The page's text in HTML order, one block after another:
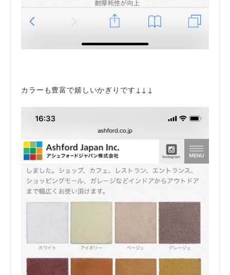
カラーも豊富で嬉しいかぎりです↓↓↓